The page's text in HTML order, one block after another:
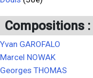
Compositions :
Yvan GAROFALO
Marcel NOWAK
Georges THOMAS